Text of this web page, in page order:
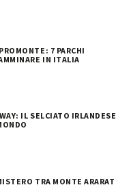
7 PARCHI
IN ITALIA
IL SELCIATO IRLANDESE
TRA MONTE ARARAT